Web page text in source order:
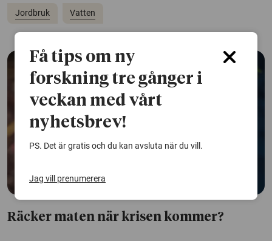
Jordbruk Vatten
Räcker maten när krisen kommer?
Få tips om ny
forskning tre gånger i
veckan med vårt
nyhetsbrev!
PS. Det är gratis och du kan avsluta när du vill.
Jag vill prenumerera